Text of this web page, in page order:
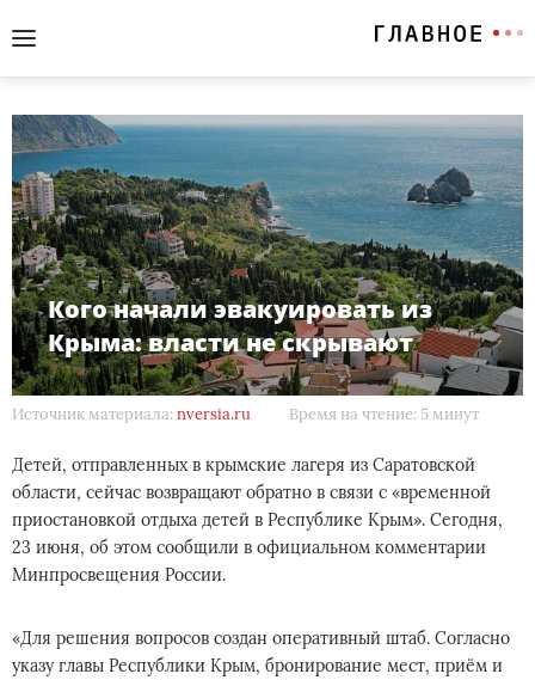
Кого начали эвакуировать из
Крыма: власти не скрывают
Источник материала: nversia.ru Время на чтение: 5 минут
Детей, отправленных в крымские лагеря из Саратовской
области, сейчас возвращают обратно в связи с «временной
приостановкой отдыха детей в Республике Крым». Сегодня,
23 июня, об этом сообщили в официальном комментарии
Минпросвещения России.
«Для решения вопросов создан оперативный штаб. Согласно
указу главы Республики Крым, бронирование мест, приём и